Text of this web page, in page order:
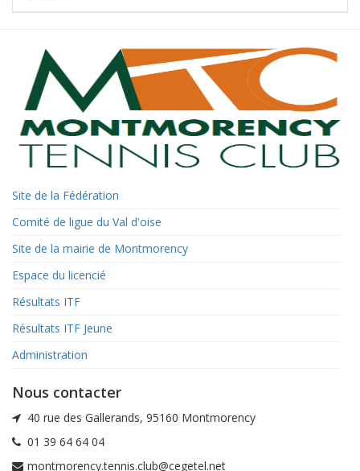
Site de la Fédération
Comité de ligue du Val d'oise
Site de la mairie de Montmorency
Espace du licencié
Résultats ITF
Résultats ITF Jeune
Administration
Nous contacter
40 rue des Gallerands, 95160 Montmorency
01 39 64 64 04
montmorency.tennis.club@cegetel.net